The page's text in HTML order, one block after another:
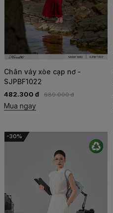
Chân váy xòe cạp nơ -
SJPBF1022
482.300 đ 689.000 đ
Mua ngay
-30%